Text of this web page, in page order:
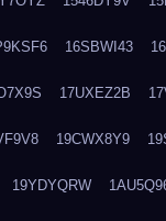
16SBWI43
17UXEZ2B
19CWX8Y9
19YDYQRW